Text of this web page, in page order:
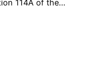
114A of the…